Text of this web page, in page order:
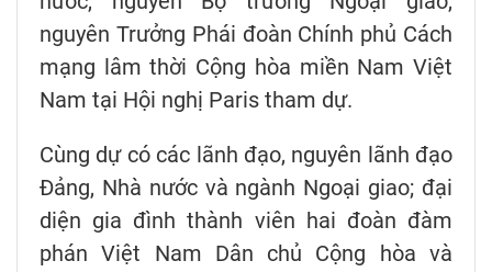
nguyên Trưởng Phái đoàn Chính phủ Cách
mạng lâm thời Cộng hòa miền Nam Việt
Nam tại Hội nghị Paris tham dự.
Cùng dự có các lãnh đạo, nguyên lãnh đạo
Đảng, Nhà nước và ngành Ngoại giao; đại
diện gia đình thành viên hai đoàn đàm
phán Việt Nam Dân chủ Cộng hòa và